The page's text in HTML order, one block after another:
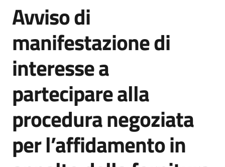
di
acquisto
Supporto
Piattaforme
Salta al contenuto
Avviso di
manifestazione di
interesse a
partecipare alla
procedura negoziata
per l’affidamento in